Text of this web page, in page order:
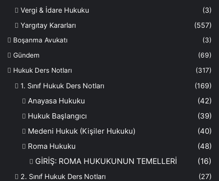
Vergi & İdare Hukuku
(3)
Yargıtay Kararları
(557)
Boşanma Avukatı
(3)
Gündem
(69)
Hukuk Ders Notları
(317)
1. Sınıf Hukuk Ders Notları (169)
Anayasa Hukuku
(42)
Hukuk Başlangıcı
(39)
Medeni Hukuk (Kişiler Hukuku)
(40)
Roma Hukuku
(48)
GİRİŞ: ROMA HUKUKUNUN TEMELLERİ
(16)
2. Sınıf Hukuk Ders Notları (27)